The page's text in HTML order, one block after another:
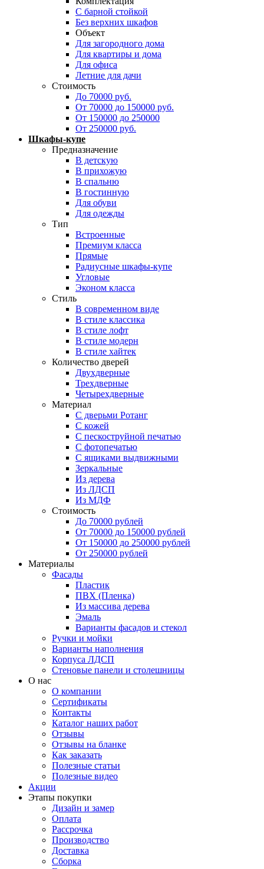
C барной стойкой
Без верхних шкафов
Объект
Для загородного дома
Для квартиры и дома
Для офиса
Летние для дачи
Стоимость
До 70000 руб.
От 70000 до 150000 руб.
От 150000 до 250000
От 250000 руб.
Шкафы-купе
Предназначение
В детскую
В прихожую
В спальню
В гостинную
Для обуви
Для одежды
Тип
Встроенные
Премиум класса
Прямые
Радиусные шкафы-купе
Угловые
Эконом класса
Стиль
В современном виде
В стиле классика
В стиле лофт
В стиле модерн
В стиле хайтек
Количество дверей
Двухдверные
Трехдверные
Четырехдверные
Материал
C дверьми Ротанг
C кожей
C пескоструйной печатью
C фотопечатью
C ящиками выдвижными
Зеркальные
Из дерева
Из ЛДСП
Из МДФ
Стоимость
До 70000 рублей
От 70000 до 150000 рублей
От 150000 до 250000 рублей
От 250000 рублей
Материалы
Фасады
Пластик
ПВХ (Пленка)
Из массива дерева
Эмаль
Варианты фасадов и стекол
Ручки и мойки
Варианты наполнения
Корпуса ЛДСП
Стеновые панели и столешницы
О нас
О компании
Сертификаты
Контакты
Каталог наших работ
Отзывы
Отзывы на бланке
Как заказать
Полезные статьи
Полезные видео
Акции
Этапы покупки
Дизайн и замер
Оплата
Рассрочка
Производство
Доставка
Сборка